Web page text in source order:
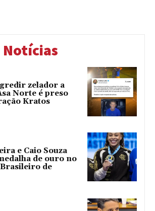
zelador a
Norte é preso
Kratos
e Caio Souza
de ouro no
de